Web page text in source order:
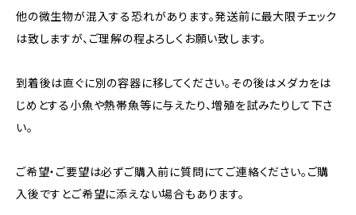
他の微生物が混入する恐れがあります。発送前に最大限チェック
は致しますが、ご理解の程よろしくお願い致します。
到着後は直ぐに別の容器に移してください。その後はメダカをは
じめとする小魚や熱帯魚等に与えたり、増殖を試みたりして下さ
い。
ご希望・ご要望は必ずご購入前に質問にてご連絡ください。ご購
入後ですとご希望に添えない場合もあります。